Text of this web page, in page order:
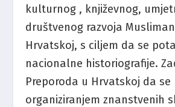
kulturnog , književnog,
društvenog razvoja
Hrvatskoj, s ciljem da se
nacionalne historiografije.
Preporoda u Hrvatskoj da se
organiziranjem znanstvenih